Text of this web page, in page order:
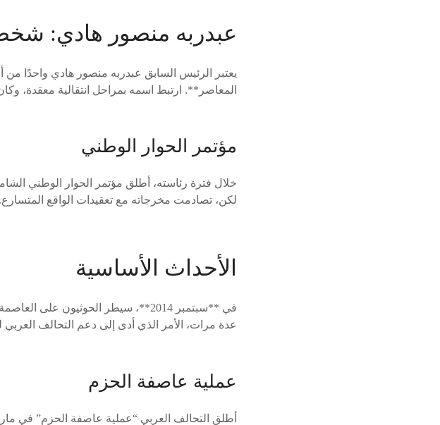
عبدربه منصور هادي:
يعتبر الرئيس السابق عبدربه منصور هادي واحدًا
المعاصر**. ارتبط اسمه بمراحل انتقالية معقدة،
مؤتمر الحوار الوطني
خلال فترة رئاسته، أطلق مؤتمر الحوار الوطني
لكن، تصادمت مخرجاته مع تعقيدات الواقع المتسارع.
الأحداث الأساسية
في **سبتمبر 2014**، سيطر
عدة مرات، الأمر الذي أدى إلى دعم التحالف العربي
عملية عاصفة الحزم